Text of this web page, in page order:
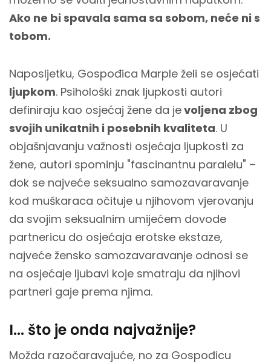
Ako ne bi spavala sama sa sobom, neće ni s
tobom.
Naposljetku, Gospođica Marple želi se osjećati
ljupkom. Psihološki znak ljupkosti autori
definiraju kao osjećaj žene da jevoljena zbog
svojih unikatnih i posebnih kvaliteta. U
objašnjavanju važnosti osjećaja ljupkosti za
žene, autori spominju "fascinantnu paralelu" –
dok se najveće seksualno samozavaravanje
kod muškaraca očituje u njihovom vjerovanju
da svojim seksualnim umijećem dovode
partnericu do osjećaja erotske ekstaze,
najveće žensko samozavaravanje odnosi se
na osjećaje ljubavi koje smatraju da njihovi
partneri gaje prema njima.
I... što je onda najvažnije?
Možda razočaravajuće, no za Gospođicu